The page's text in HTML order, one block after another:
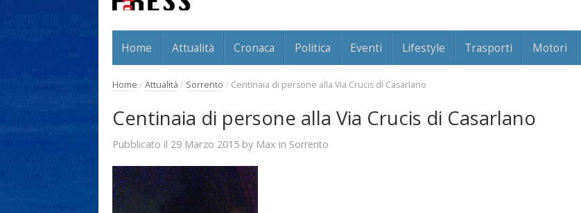
Home Attualità Cronaca Politica Eventi Lifestyle Trasporti Motori
Home / Attualità / Sorrento / Centinaia di persone alla Via Crucis di Casarlano
Centinaia di persone alla Via Crucis di Casarlano
Pubblicato il 29 Marzo 2015 by Max in Sorrento